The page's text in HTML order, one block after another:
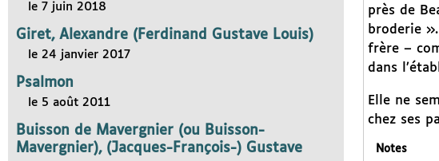
près de
broderie
frère –
dans
Elle ne
chez ses
Notes
le 7 juin 2018
Giret, Alexandre (Ferdinand Gustave Louis)
le 24 janvier 2017
Psalmon
le 5 août 2011
Buisson de Mavergnier (ou Buisson-
Mavergnier), (Jacques-François-) Gustave